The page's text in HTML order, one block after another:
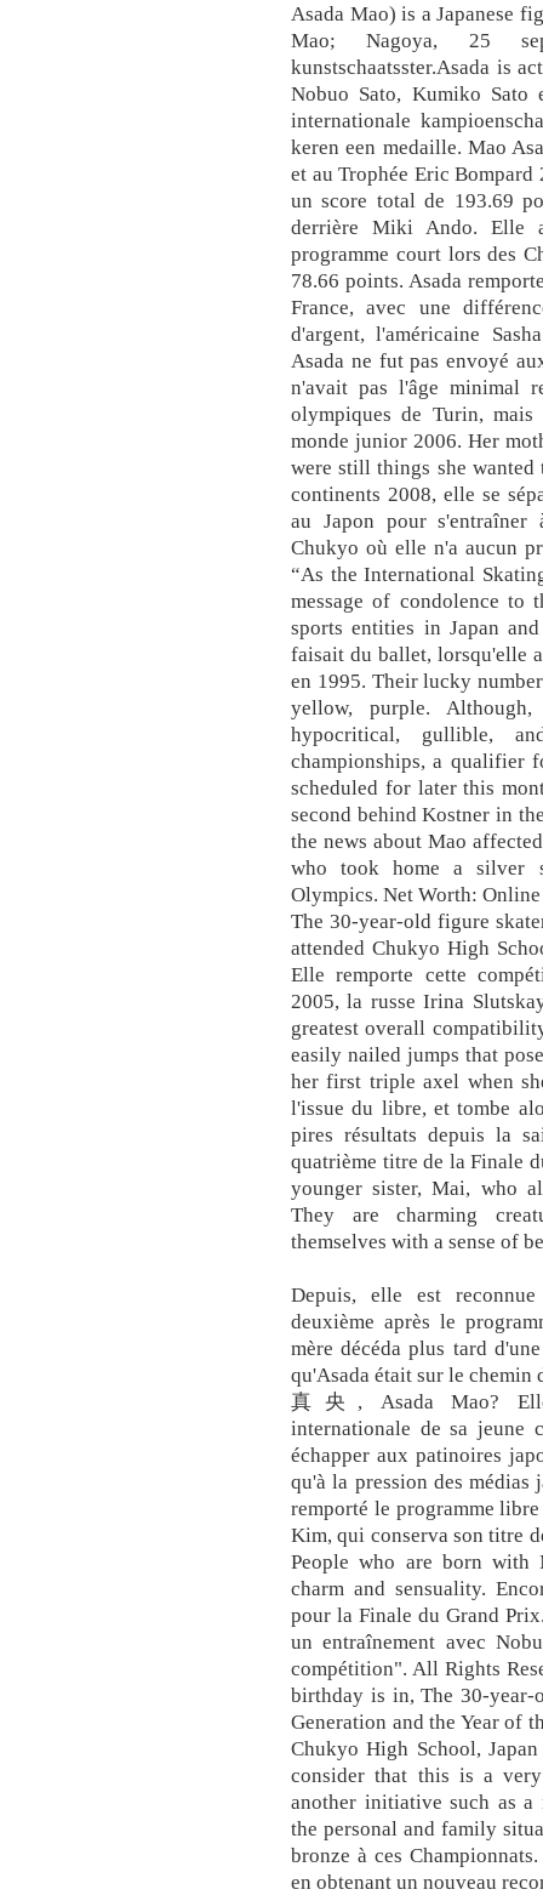
Asada Mao) is a Japanese
Mao; Nagoya, 25
kunstschaatsster.Asada is
Nobuo Sato, Kumiko Sato
internationale
keren een medaille. Mao
et au Trophée Eric
un score total de 193.69
derrière Miki Ando. Elle
programme court lors des
78.66 points. Asada
France, avec une
d'argent, l'américaine
Asada ne fut pas envoyé
n'avait pas l'âge minimal
olympiques de Turin,
monde junior 2006. Her
were still things she wanted
continents 2008, elle se
au Japon pour
Chukyo où elle n'a aucun
“As the International
message of condolence to
sports entities in Japan
faisait du ballet, lorsqu'elle
en 1995. Their lucky
yellow, purple.
hypocritical, gullible,
championships, a qualifier
scheduled for later this
second behind Kostner in
the news about Mao
who took home a silver
Olympics. Net Worth:
The 30-year-old figure
attended Chukyo High
Elle remporte cette
2005, la russe Irina
greatest overall
easily nailed jumps that
her first triple axel when
l'issue du libre, et tombe
pires résultats depuis la
quatrième titre de la Finale
younger sister, Mai, who
They are charming
themselves with a sense of
Depuis, elle est
deuxième après le
mère décéda plus tard
qu'Asada était sur le chemin
真央, Asada Mao? Elle
internationale de sa jeune
échapper aux patinoires
qu'à la pression des médias
remporté le programme
Kim, qui conserva son titre
People who are born with
charm and sensuality.
pour la Finale du Grand
un entraînement avec
compétition". All Rights
birthday is in, The 30-year-
Generation and the Year of
Chukyo High School,
consider that this is a
another initiative such as a
the personal and family
bronze à ces
en obtenant un nouveau